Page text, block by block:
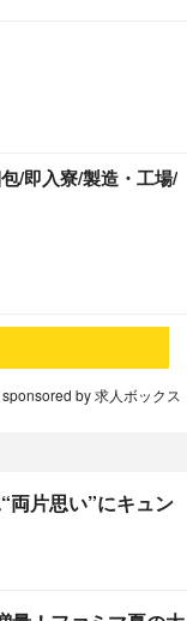
/即入寮/製造・工場/
sponsored by 求人ボックス
両片思い”にキュン